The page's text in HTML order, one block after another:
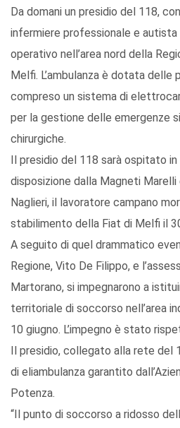
Da domani un presidio del 118,
infermiere professionale e
operativo nell’area nord della
Melfi. L’ambulanza è dotata
compreso un sistema di
per la gestione delle emergenze
chirurgiche.
Il presidio del 118 sarà ospitato
disposizione dalla Magneti
Naglieri, il lavoratore campano
stabilimento della Fiat di Melfi il
A seguito di quel drammatico
Regione, Vito De Filippo, e
Martorano, si impegnarono a
territoriale di soccorso nell’area
10 giugno. L’impegno è stato
Il presidio, collegato alla rete del
di eliambulanza garantito
Potenza.
“Il punto di soccorso a ridosso